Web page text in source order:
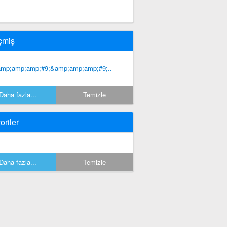
Daha fazla... Temizle
Daha fazla... Temizle